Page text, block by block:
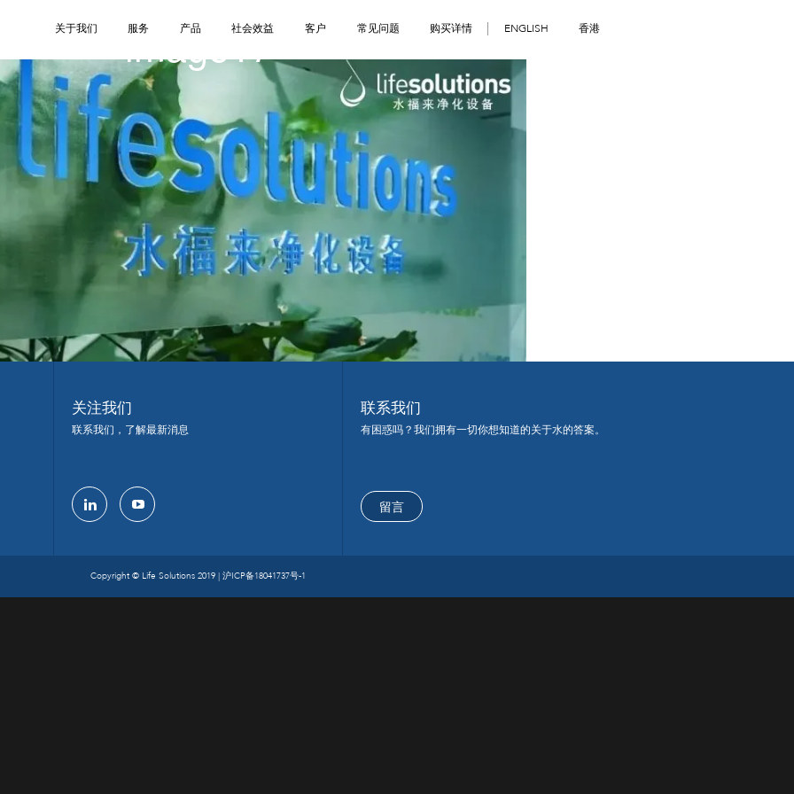
关于我们 服务 产品 社会效益 客户 常见问题 购买详情 ENGLISH 香港
image17
关注我们
联系我们，了解最新消息
联系我们
有困惑吗？我们拥有一切你想知道的关于水的答案。
留言
Copyright © Life Solutions 2019 | 沪ICP备18041737号-1